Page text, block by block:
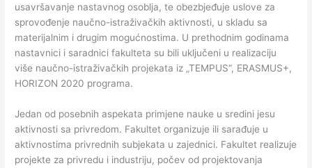
usavršavanje nastavnog osoblјa, te obezbjeđuje uslove za
sprovođenje naučno-istraživačkih aktivnosti, u skladu sa
materijalnim i drugim mogućnostima. U prethodnim godinama
nastavnici i saradnici fakulteta su bili uklјučeni u realizaciju
više naučno-istraživačkih projekata iz „TEMPUS“, ERASMUS+,
HORIZON 2020 programa.
Jedan od posebnih aspekata primjene nauke u sredini jesu
aktivnosti sa privredom. Fakultet organizuje ili sarađuje u
aktivnostima privrednih subjekata u zajednici. Fakultet realizuje
projekte za privredu i industriju, počev od projektovanja